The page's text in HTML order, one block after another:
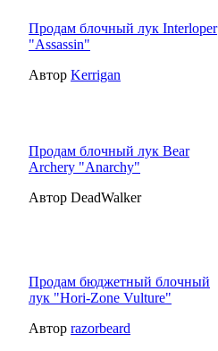
Продам блочный лук Interloper
"Assassin"
Автор Kerrigan
Продам блочный лук Bear
Archery "Anarchy"
Автор DeadWalker
Продам бюджетный блочный
лук "Hori-Zone Vulture"
Автор razorbeard